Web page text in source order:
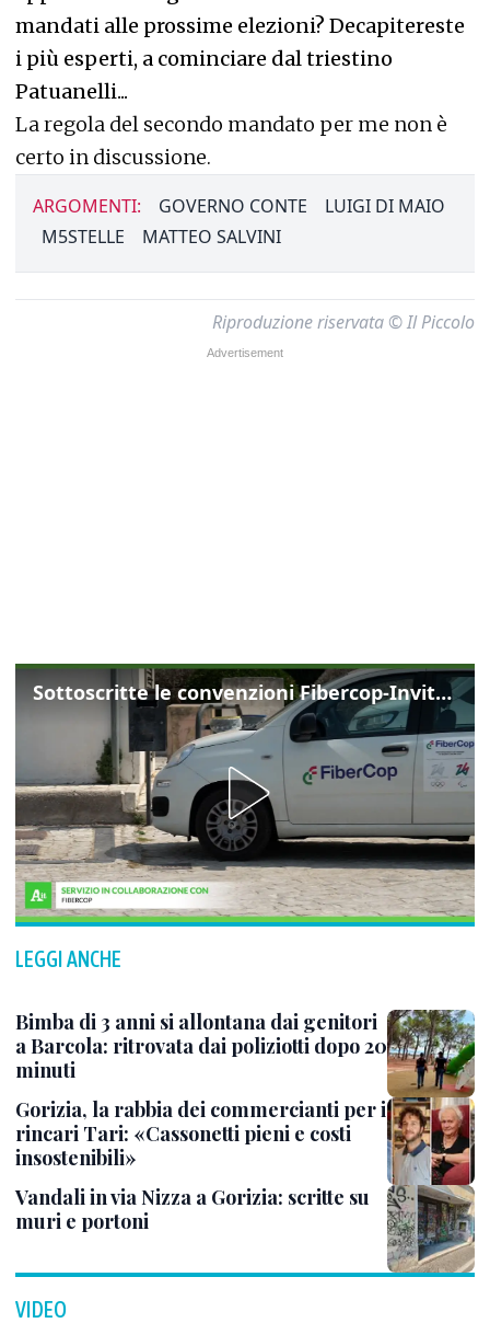
mandati alle prossime elezioni? Decapitereste
i più esperti, a cominciare dal triestino
Patuanelli...
La regola del secondo mandato per me non è
certo in discussione.
ARGOMENTI: GOVERNO CONTE
LUIGI DI MAIO
M5STELLE
MATTEO SALVINI
Riproduzione riservata © Il Piccolo
Sottoscritte le convenzioni Fibercop-Invitalia, fibra ottica per 477 mila civici
LEGGI ANCHE
Bimba di 3 anni si allontana dai genitori
a Barcola: ritrovata dai poliziotti dopo 20
minuti
Gorizia, la rabbia dei commercianti per i
rincari Tari: «Cassonetti pieni e costi
insostenibili»
Vandali in via Nizza a Gorizia: scritte su
muri e portoni
VIDEO